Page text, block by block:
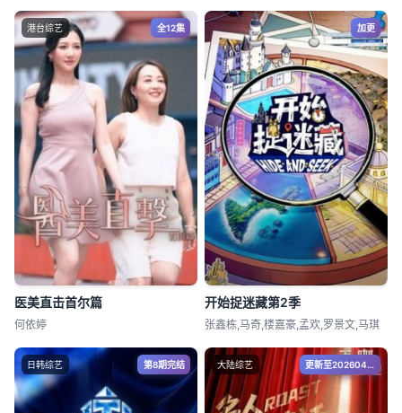
港台综艺 全12集
医美直击首尔篇
何依婷
加更
开始捉迷藏第2季
张鑫栋,马奇,楼嘉豪,孟欢,罗景文,马琪
日韩综艺 第8期完结 大陆综艺 更新至20260408期